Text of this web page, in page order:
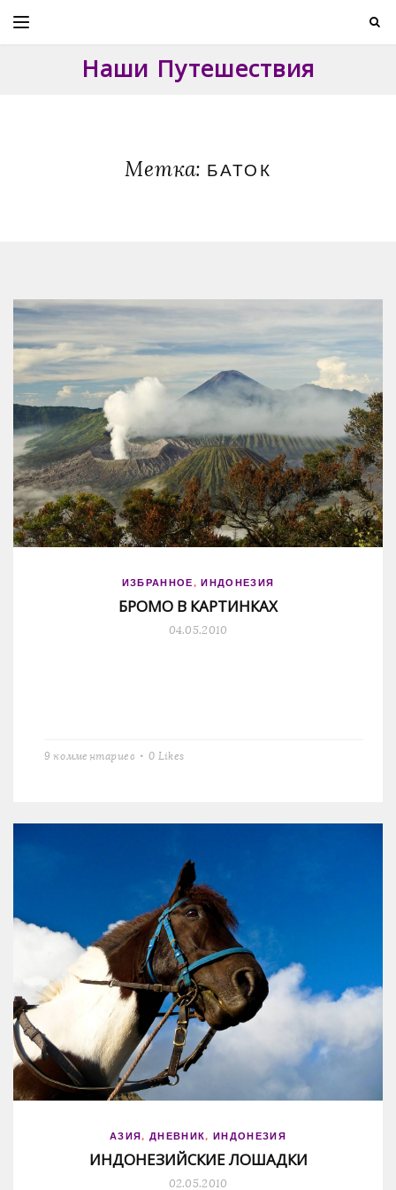
content
Наши Путешествия
Метка: БАТОК
ИЗБРАННОЕ,ИНДОНЕЗИЯ
БРОМО В КАРТИНКАХ
04.05.2010
9 комментариев 0 Likes
АЗИЯ,ДНЕВНИК, ИНДОНЕЗИЯ
ИНДОНЕЗИЙСКИЕ ЛОШАДКИ
02.05.2010